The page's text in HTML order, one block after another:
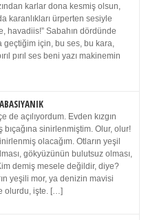
karlar dona kesmiş olsun,
karanlıkları ürperten sesiyle
havadiis!” Sabahın dördünde
geçtiğim için, bu ses, bu kara,
pırıl ses beni yazı makinemin
de açılıyordum. Evden kızgın
bıçağına sinirlenmiştim. Olur, olur!
olacağım. Otların yeşil
gökyüzünün bulutsuz olması,
demiş mesele değildir, diye?
yeşili mor, ya denizin mavisi
olurdu, işte. […]